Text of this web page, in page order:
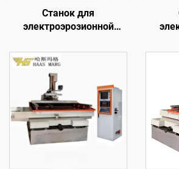
Станок для
электроэрозионной
электродом
однопроходного реза
DK7745